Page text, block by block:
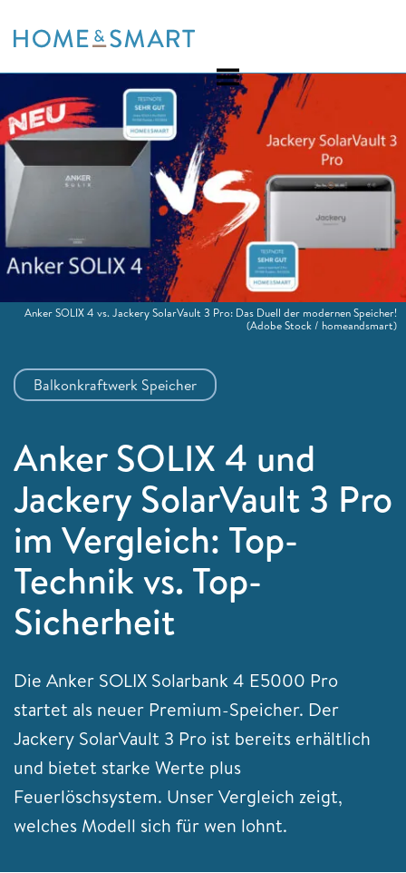
to
Balkonkraftwerk Speicher
Anker SOLIX 4 und
Jackery SolarVault 3 Pro
im Vergleich: Top-
Technik vs. Top-
Sicherheit
Die Anker SOLIX Solarbank 4 E5000 Pro
startet als neuer Premium-Speicher. Der
Jackery SolarVault 3 Pro ist bereits erhältlich
und bietet starke Werte plus
Feuerlöschsystem. Unser Vergleich zeigt,
welches Modell sich für wen lohnt.
Anker SOLIX 4 vs. Jackery SolarVault 3 Pro: Das Duell der modernen Speicher!
(Adobe Stock / homeandsmart)